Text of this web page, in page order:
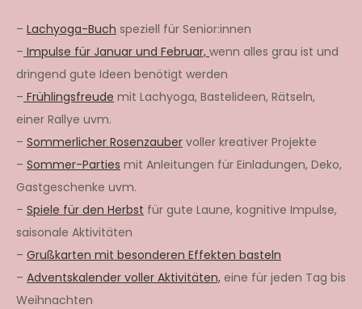
– Lachyoga-Buch speziell für Senior:innen
– Impulse für Januar und Februar, wenn alles grau ist und
dringend gute Ideen benötigt werden
– Frühlingsfreude mit Lachyoga, Bastelideen, Rätseln,
einer Rallye uvm.
– Sommerlicher Rosenzauber voller kreativer Projekte
– Sommer-Parties mit Anleitungen für Einladungen, Deko,
Gastgeschenke uvm.
– Spiele für den Herbst für gute Laune, kognitive Impulse,
saisonale Aktivitäten
– Grußkarten mit besonderen Effekten basteln
– Adventskalender voller Aktivitäten, eine für jeden Tag bis
Weihnachten